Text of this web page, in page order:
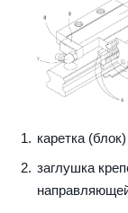
каретка (блок)
заглушка